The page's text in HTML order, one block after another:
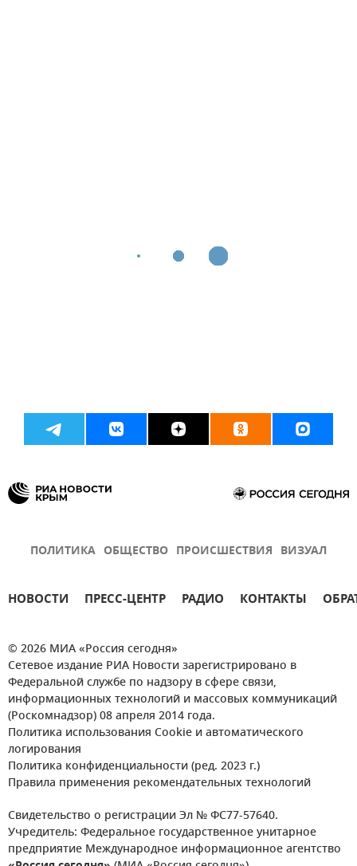
ПОЛИТИКА ОБЩЕСТВО ПРОИСШЕСТВИЯ ВИЗУАЛ
НОВОСТИ ПРЕСС-ЦЕНТР РАДИО КОНТАКТЫ
© 2026 МИА «Россия сегодня»
Сетевое издание РИА Новости зарегистрировано в
Федеральной службе по надзору в сфере связи,
информационных технологий и массовых коммуникаций
(Роскомнадзор) 08 апреля 2014 года.
Политика использования Cookie и автоматического
логирования
Политика конфиденциальности (ред. 2023 г.)
Правила применения рекомендательных технологий
Свидетельство о регистрации Эл № ФС77-57640.
Учредитель: Федеральное государственное унитарное
предприятие Международное информационное агентство